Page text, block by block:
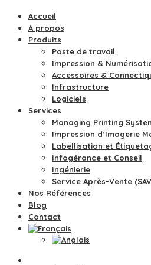
Accueil
A propos
Produits
Poste de travail
Impression &
Accessoires &
Infrastructure
Logiciels
Services
Managing Printing
Impression d’Imagerie
Labellisation et
Infogérance et Conseil
Ingénierie
Service Après-Vente
Nos Références
Blog
Contact